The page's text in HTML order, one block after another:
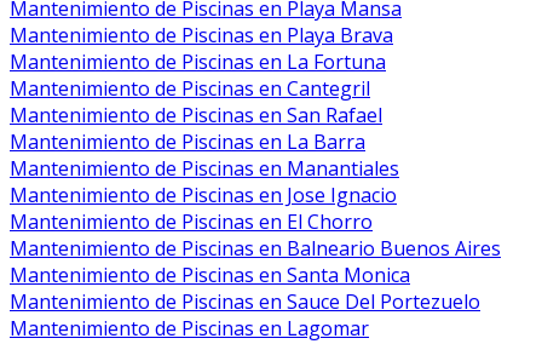
Mantenimiento de Piscinas en Playa Mansa
Mantenimiento de Piscinas en Playa Brava
Mantenimiento de Piscinas en La Fortuna
Mantenimiento de Piscinas en Cantegril
Mantenimiento de Piscinas en San Rafael
Mantenimiento de Piscinas en La Barra
Mantenimiento de Piscinas en Manantiales
Mantenimiento de Piscinas en Jose Ignacio
Mantenimiento de Piscinas en El Chorro
Mantenimiento de Piscinas en Balneario Buenos Aires
Mantenimiento de Piscinas en Santa Monica
Mantenimiento de Piscinas en Sauce Del Portezuelo
Mantenimiento de Piscinas en Lagomar